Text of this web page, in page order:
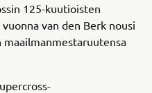
125-kuutioisten
van den Berk nousi